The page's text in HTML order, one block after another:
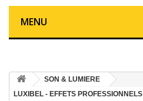
MENU
SON & LUMIERE
LUXIBEL - EFFETS PROFESSIONNELS